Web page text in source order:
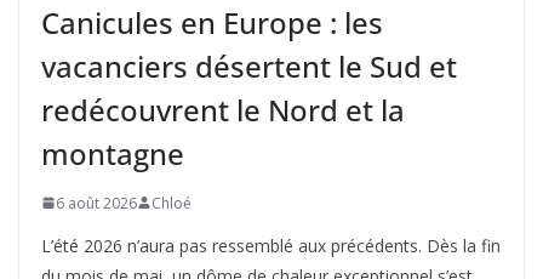
Canicules en Europe : les
vacanciers désertent le Sud et
redécouvrent le Nord et la
montagne
6 août 2026 Chloé
L’été 2026 n’aura pas ressemblé aux précédents. Dès la fin